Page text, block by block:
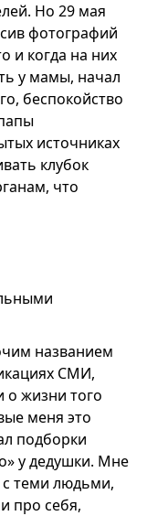
Но 29 мая
фотографий
и когда на них
у мамы, начал
беспокойство
источниках
клубок
что
названием
СМИ,
о жизни того
меня это
подборки
у дедушки. Мне
с теми людьми,
про себя,